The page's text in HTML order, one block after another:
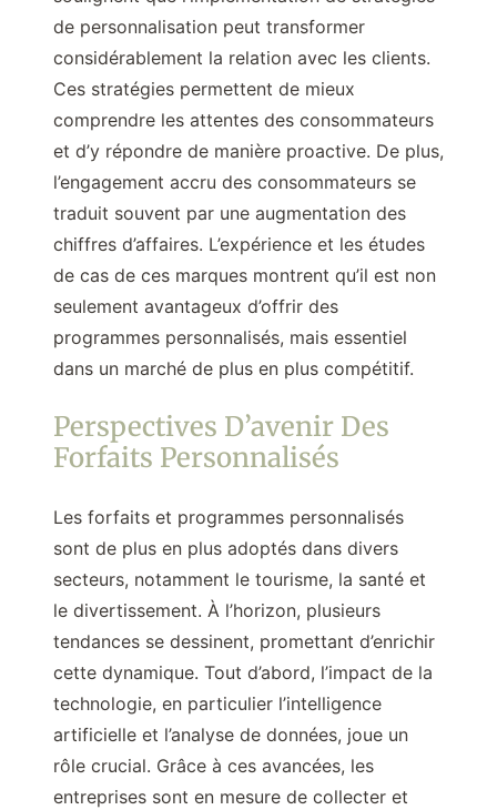
de personnalisation peut transformer
considérablement la relation avec les clients.
Ces stratégies permettent de mieux
comprendre les attentes des consommateurs
et d’y répondre de manière proactive. De plus,
l’engagement accru des consommateurs se
traduit souvent par une augmentation des
chiffres d’affaires. L’expérience et les études
de cas de ces marques montrent qu’il est non
seulement avantageux d’offrir des
programmes personnalisés, mais essentiel
dans un marché de plus en plus compétitif.
Perspectives D’avenir Des
Forfaits Personnalisés
Les forfaits et programmes personnalisés
sont de plus en plus adoptés dans divers
secteurs, notamment le tourisme, la santé et
le divertissement. À l’horizon, plusieurs
tendances se dessinent, promettant d’enrichir
cette dynamique. Tout d’abord, l’impact de la
technologie, en particulier l’intelligence
artificielle et l’analyse de données, joue un
rôle crucial. Grâce à ces avancées, les
entreprises sont en mesure de collecter et